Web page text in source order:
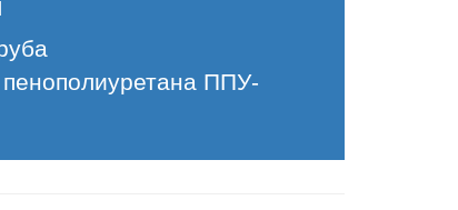
ППУ-